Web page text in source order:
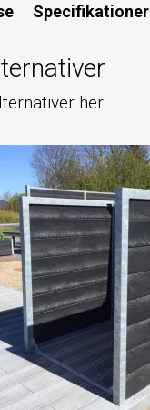
Specifikationer
her